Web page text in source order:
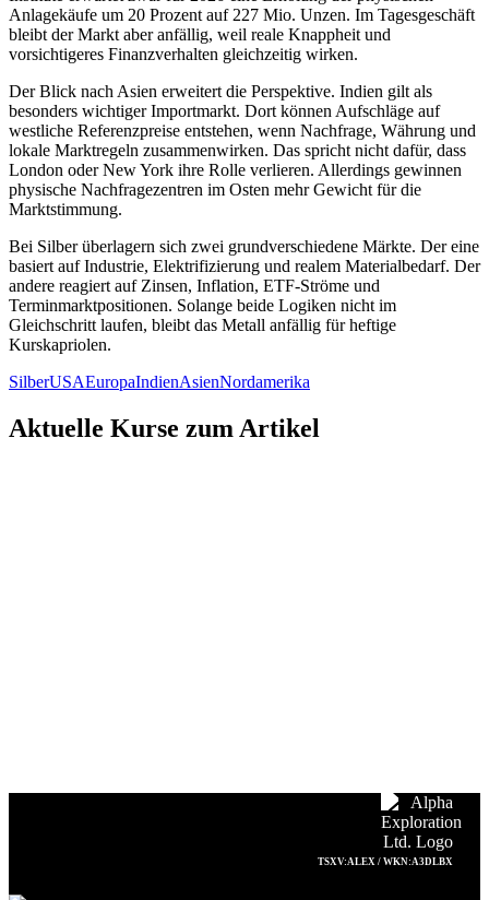
Anlagekäufe um 20 Prozent auf 227 Mio. Unzen. Im Tagesgeschäft
bleibt der Markt aber anfällig, weil reale Knappheit und
vorsichtigeres Finanzverhalten gleichzeitig wirken.
Der Blick nach Asien erweitert die Perspektive. Indien gilt als
besonders wichtiger Importmarkt. Dort können Aufschläge auf
westliche Referenzpreise entstehen, wenn Nachfrage, Währung und
lokale Marktregeln zusammenwirken. Das spricht nicht dafür, dass
London oder New York ihre Rolle verlieren. Allerdings gewinnen
physische Nachfragezentren im Osten mehr Gewicht für die
Marktstimmung.
Bei Silber überlagern sich zwei grundverschiedene Märkte. Der eine
basiert auf Industrie, Elektrifizierung und realem Materialbedarf. Der
andere reagiert auf Zinsen, Inflation, ETF-Ströme und
Terminmarktpositionen. Solange beide Logiken nicht im
Gleichschritt laufen, bleibt das Metall anfällig für heftige
Kurskapriolen.
SilberUSAEuropaIndienAsienNordamerika
Aktuelle Kurse zum Artikel
TSXV:ALEX / WKN:A3DLBX